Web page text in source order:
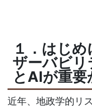
１．はじめ
ザーバビリ
とAIが重要
近年、地政学的リ